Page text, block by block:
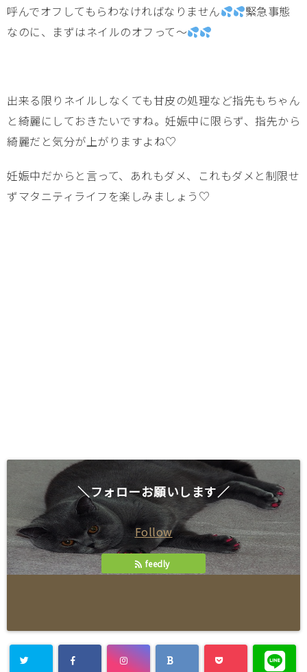
呼んでオフしてもらわなければなりません
緊急事態
なのに、まずはネイルのオフって～
出来る限りネイルしなくても甘皮の処理など指先もちゃん
と綺麗にしておきたいですね。妊娠中に限らず、指先から
綺麗だと気分が上がりますよね♡
妊娠中だからと言って、あれもダメ、これもダメと制限せ
ずマタニティライフを楽しみましょう♡
＼フォローお願いします／
Follow
feedly